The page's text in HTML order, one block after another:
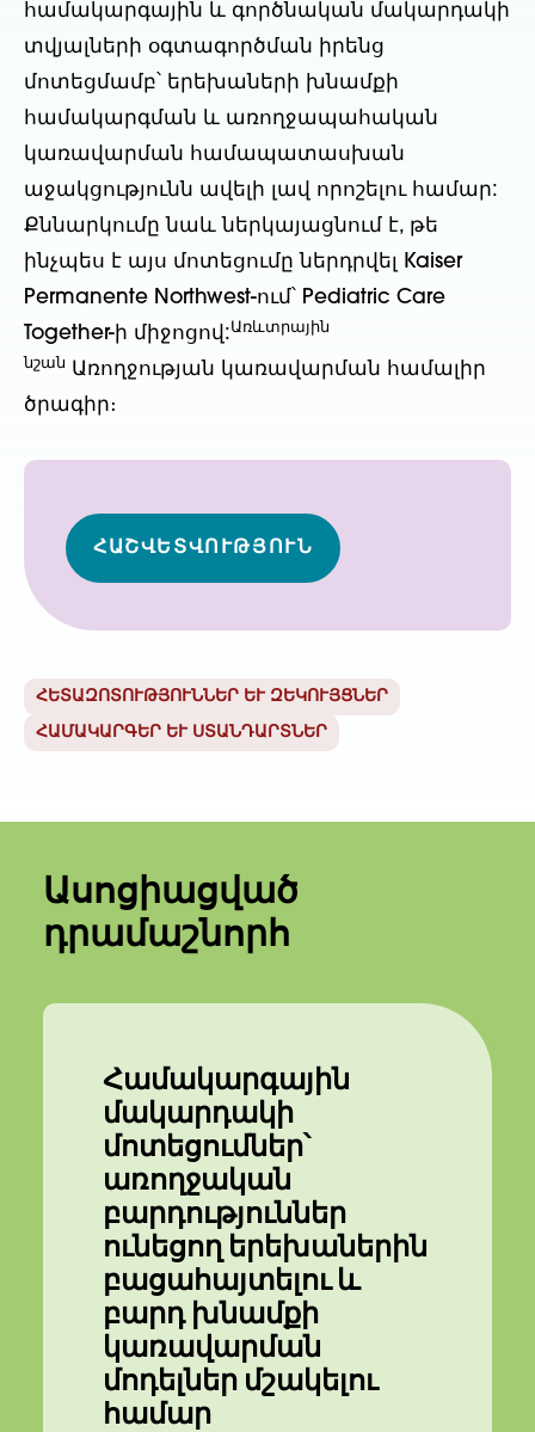
համակարգային և գործնական մակարդակի
տվյալների օգտագործման իրենց
մոտեցմամբ՝ երեխաների խնամքի
համակարգման և առողջապահական
կառավարման համապատասխան
աջակցությունն ավելի լավ որոշելու համար:
Քննարկումը նաև ներկայացնում է, թե
ինչպես է այս մոտեցումը ներդրվել Kaiser
Permanente Northwest-ում՝ Pediatric Care
Together-ի միջոցով:Առևտրային
նշան Առողջության կառավարման համալիր
ծրագիր։
ՀԱՇՎԵՏՎՈՒԹՅՈՒՆ
ՀԵՏԱԶՈՏՈՒԹՅՈՒՆՆԵՐ ԵՒ ԶԵԿՈՒՅՑՆԵՐ
ՀԱՄԱԿԱՐԳԵՐ ԵՒ ՍՏԱՆԴԱՐՏՆԵՐ
Ասոցիացված
դրամաշնորհ
Համակարգային
մակարդակի
մոտեցումներ՝
առողջական
բարդություններ
ունեցող երեխաներին
բացահայտելու և
բարդ խնամքի
կառավարման
մոդելներ մշակելու
համար